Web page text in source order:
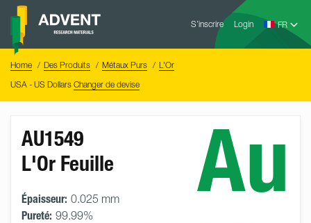
Skip
content
S’inscrire Login
Advent
Home Des Produits Métaux Purs
L'Or
USA - US Dollars Changer de devise
Au
AU1549
L'Or Feuille
Épaisseur: 0.025 mm
Pureté: 99.99%